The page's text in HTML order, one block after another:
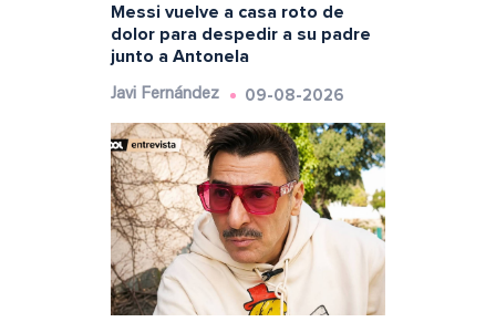
Messi vuelve a casa roto de
dolor para despedir a su padre
junto a Antonela
Javi Fernández 09-08-2026